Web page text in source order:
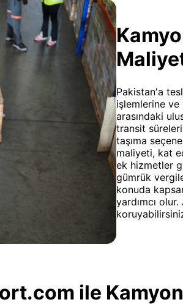
Pakistan'a
işlemlerine ve
arasındaki
transit
taşıma
maliyeti, kat
ek hizmetler
gümrük
konuda
yardımcı
ile Kamyon